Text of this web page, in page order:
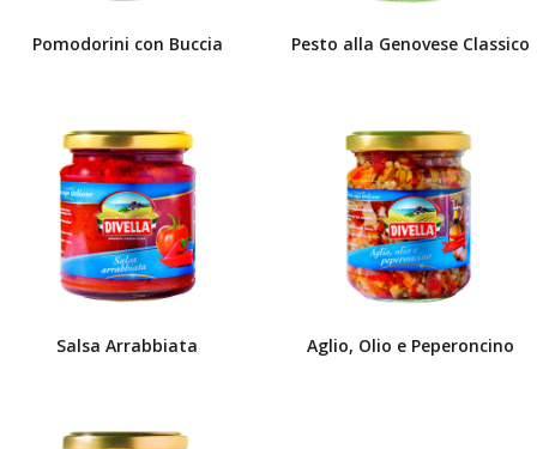
Pomodorini con Buccia Pesto alla Genovese Classico
Salsa Arrabbiata Aglio, Olio e Peperoncino